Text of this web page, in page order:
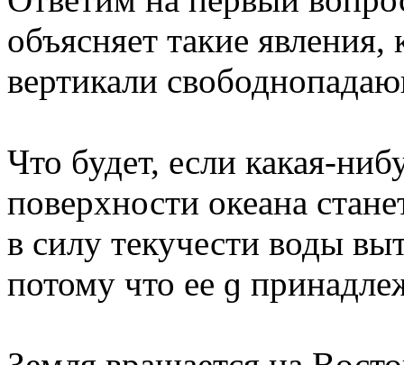
объясняет такие
вертикали
Что будет, если какая-
поверхности океана
в силу текучести воды
потому что ее ɡ